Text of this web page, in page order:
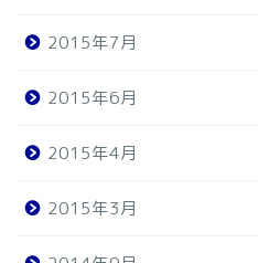
2015年7月
2015年6月
2015年4月
2015年3月